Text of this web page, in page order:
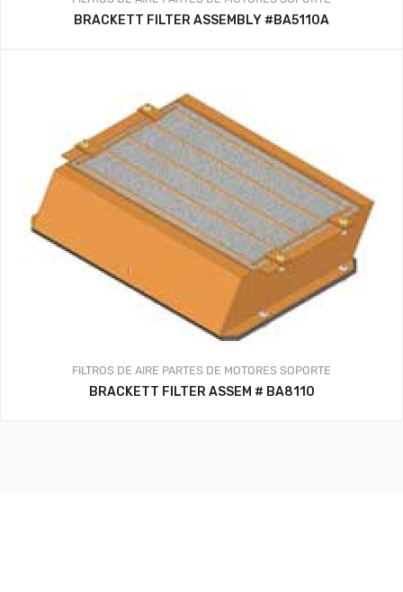
BRACKETT FILTER ASSEMBLY #BA5110A
FILTROS DE AIRE PARTES DE MOTORES SOPORTE
BRACKETT FILTER ASSEM # BA8110